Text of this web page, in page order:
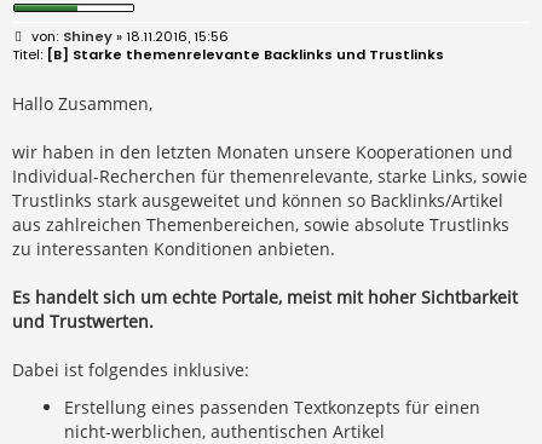
B
e
i
r
a
Shiney» 18.11.2016, 15:56
[B] Starke themenrelevante Backlinks und Trustlinks
Hallo Zusammen,
wir haben in den letzten Monaten unsere Kooperationen und
Individual-Recherchen für themenrelevante, starke Links, sowie
Trustlinks stark ausgeweitet und können so Backlinks/Artikel
aus zahlreichen Themenbereichen, sowie absolute Trustlinks
zu interessanten Konditionen anbieten.
Es handelt sich um echte Portale, meist mit hoher Sichtbarkeit
und Trustwerten.
Dabei ist folgendes inklusive:
Erstellung eines passenden Textkonzepts für einen
nicht-werblichen, authentischen Artikel